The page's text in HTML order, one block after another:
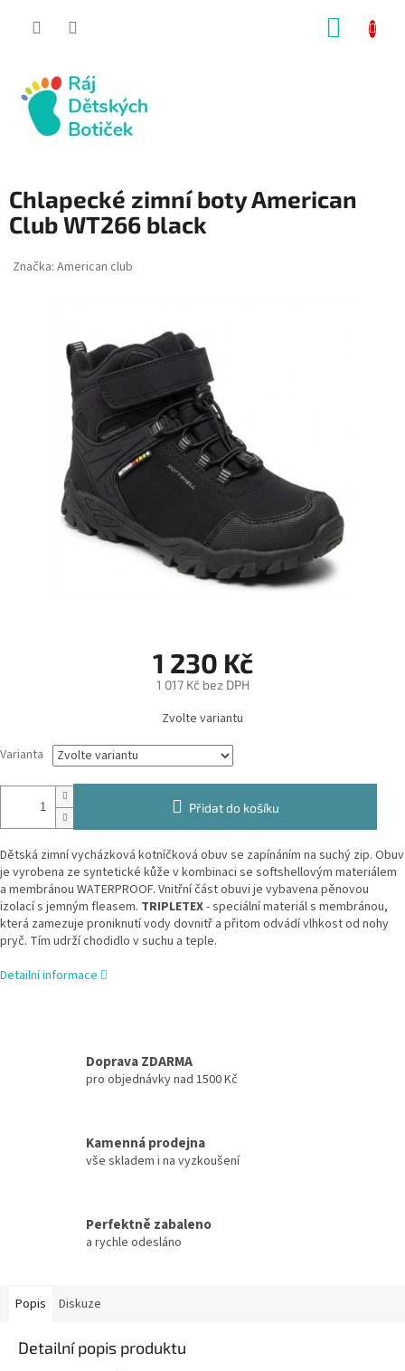
Chlapecké zimní boty American
Club WT266 black
Značka: American club
1 230 Kč
1 017 Kč bez DPH
Měrná
cena:
Zvolte variantu
Varianta
Přidat do košíku
Dětská zimní vycházková kotníčková obuv se zapínáním na suchý zip. Obuv
je vyrobena ze syntetické kůže v kombinaci se softshellovým materiálem
a membránou WATERPROOF. Vnitřní část obuvi je vybavena pěnovou
izolací s jemným fleasem. TRIPLETEX- speciální materiál s membránou,
která zamezuje proniknutí vody dovnitř a přitom odvádí vlhkost od nohy
pryč. Tím udrží chodidlo v suchu a teple.
Detailní informace
Doprava ZDARMA
pro objednávky nad 1500 Kč
Kamenná prodejna
vše skladem i na vyzkoušení
Perfektně zabaleno
a rychle odesláno
Popis Diskuze
Detailní popis produktu